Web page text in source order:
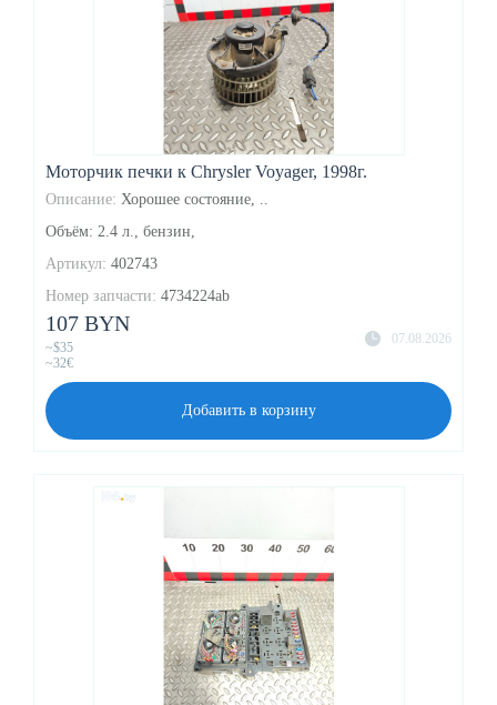
Моторчик печки к Chrysler Voyager, 1998г.
Описание: Хорошее состояние, ..
Объём: 2.4 л., бензин,
Артикул: 402743
Номер запчасти: 4734224ab
07.08.2026
107 BYN
~$35
~32€
Добавить в корзину